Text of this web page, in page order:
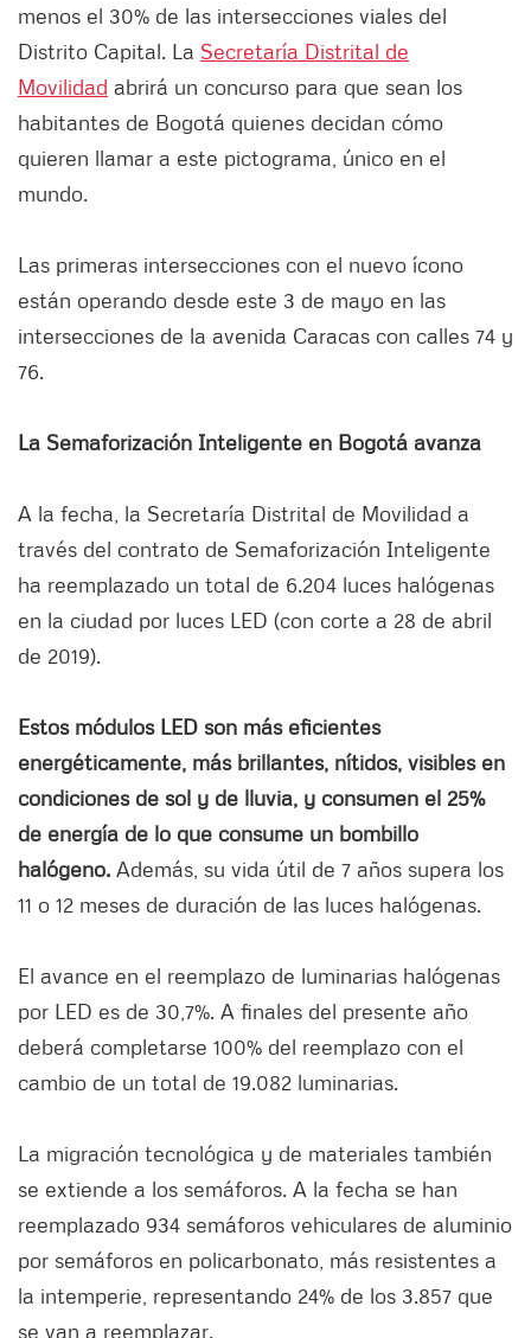
menos el 30% de las intersecciones viales del
Distrito Capital. La Secretaría Distrital de
Movilidad abrirá un concurso para que sean los
habitantes de Bogotá quienes decidan cómo
quieren llamar a este pictograma, único en el
mundo.
Las primeras intersecciones con el nuevo ícono
están operando desde este 3 de mayo en las
intersecciones de la avenida Caracas con calles 74 y
76.
La Semaforización Inteligente en Bogotá avanza
A la fecha, la Secretaría Distrital de Movilidad a
través del contrato de Semaforización Inteligente
ha reemplazado un total de 6.204 luces halógenas
en la ciudad por luces LED (con corte a 28 de abril
de 2019).
Estos módulos LED son más eficientes
energéticamente, más brillantes, nítidos, visibles en
condiciones de sol y de lluvia, y consumen el 25%
de energía de lo que consume un bombillo
halógeno. Además, su vida útil de 7 años supera los
11 o 12 meses de duración de las luces halógenas.
El avance en el reemplazo de luminarias halógenas
por LED es de 30,7%. A finales del presente año
deberá completarse 100% del reemplazo con el
cambio de un total de 19.082 luminarias.
La migración tecnológica y de materiales también
se extiende a los semáforos. A la fecha se han
reemplazado 934 semáforos vehiculares de aluminio
por semáforos en policarbonato, más resistentes a
la intemperie, representando 24% de los 3.857 que
se van a reemplazar.